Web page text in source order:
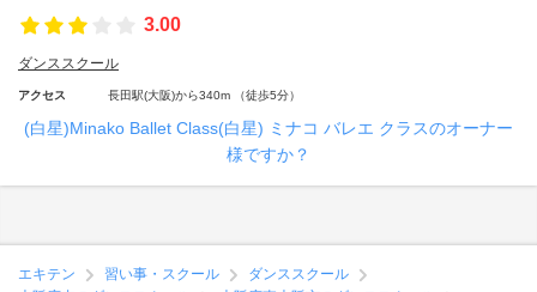
3.00
ダンススクール
アクセス 長田駅(大阪)から340m （徒歩5分）
(白星)Minako Ballet Class(白星) ミナコ バレエ クラスのオーナー
様ですか？
エキテン 習い事・スクール
ダンススクール